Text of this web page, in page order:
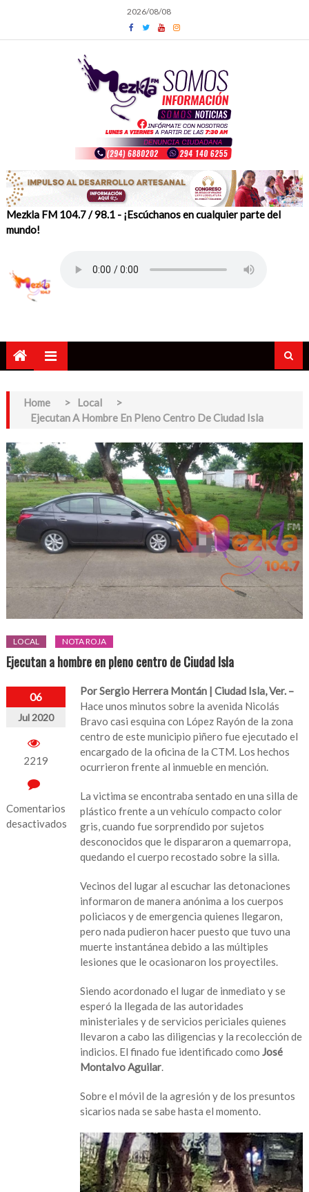
content
2026/08/08
Mezkla FM 104.7 / 98.1 - ¡Escúchanos en cualquier parte del
mundo!
Home > Local
>
Ejecutan A Hombre En Pleno Centro De Ciudad Isla
LOCAL NOTA ROJA
Ejecutan a hombre en pleno centro de Ciudad Isla
06
Jul 2020
2219
Comentarios
desactivados
Por Sergio Herrera Montán | Ciudad Isla, Ver. –
Hace unos minutos sobre la avenida Nicolás
Bravo casi esquina con López Rayón de la zona
centro de este municipio piñero fue ejecutado el
encargado de la oficina de la CTM. Los hechos
ocurrieron frente al inmueble en mención.
La victima se encontraba sentado en una silla de
plástico frente a un vehículo compacto color
gris, cuando fue sorprendido por sujetos
desconocidos que le dispararon a quemarropa,
quedando el cuerpo recostado sobre la silla.
Vecinos del lugar al escuchar las detonaciones
informaron de manera anónima a los cuerpos
policiacos y de emergencia quienes llegaron,
pero nada pudieron hacer puesto que tuvo una
muerte instantánea debido a las múltiples
lesiones que le ocasionaron los proyectiles.
Siendo acordonado el lugar de inmediato y se
esperó la llegada de las autoridades
ministeriales y de servicios periciales quienes
llevaron a cabo las diligencias y la recolección de
indicios. El finado fue identificado comoJosé
Montalvo Aguilar.
Sobre el móvil de la agresión y de los presuntos
sicarios nada se sabe hasta el momento.